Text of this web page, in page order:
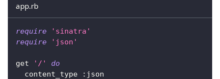
app.rb
require
'sinatra'
require
'json'
get '/'
do
  content_type
:json